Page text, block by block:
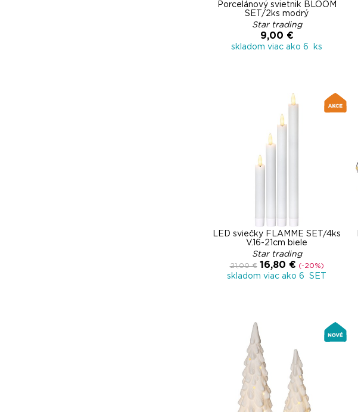
Porcelánový svietnik BLOOM
SET/2ks modrý
Star trading
9,00 €
skladom viac ako 6 ks
LED sviečky FLAMME SET/4ks
V.16-21cm biele
Star trading
21,00 € 16,80 € (-20%)
skladom viac ako 6 SET